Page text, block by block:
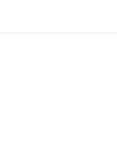
content